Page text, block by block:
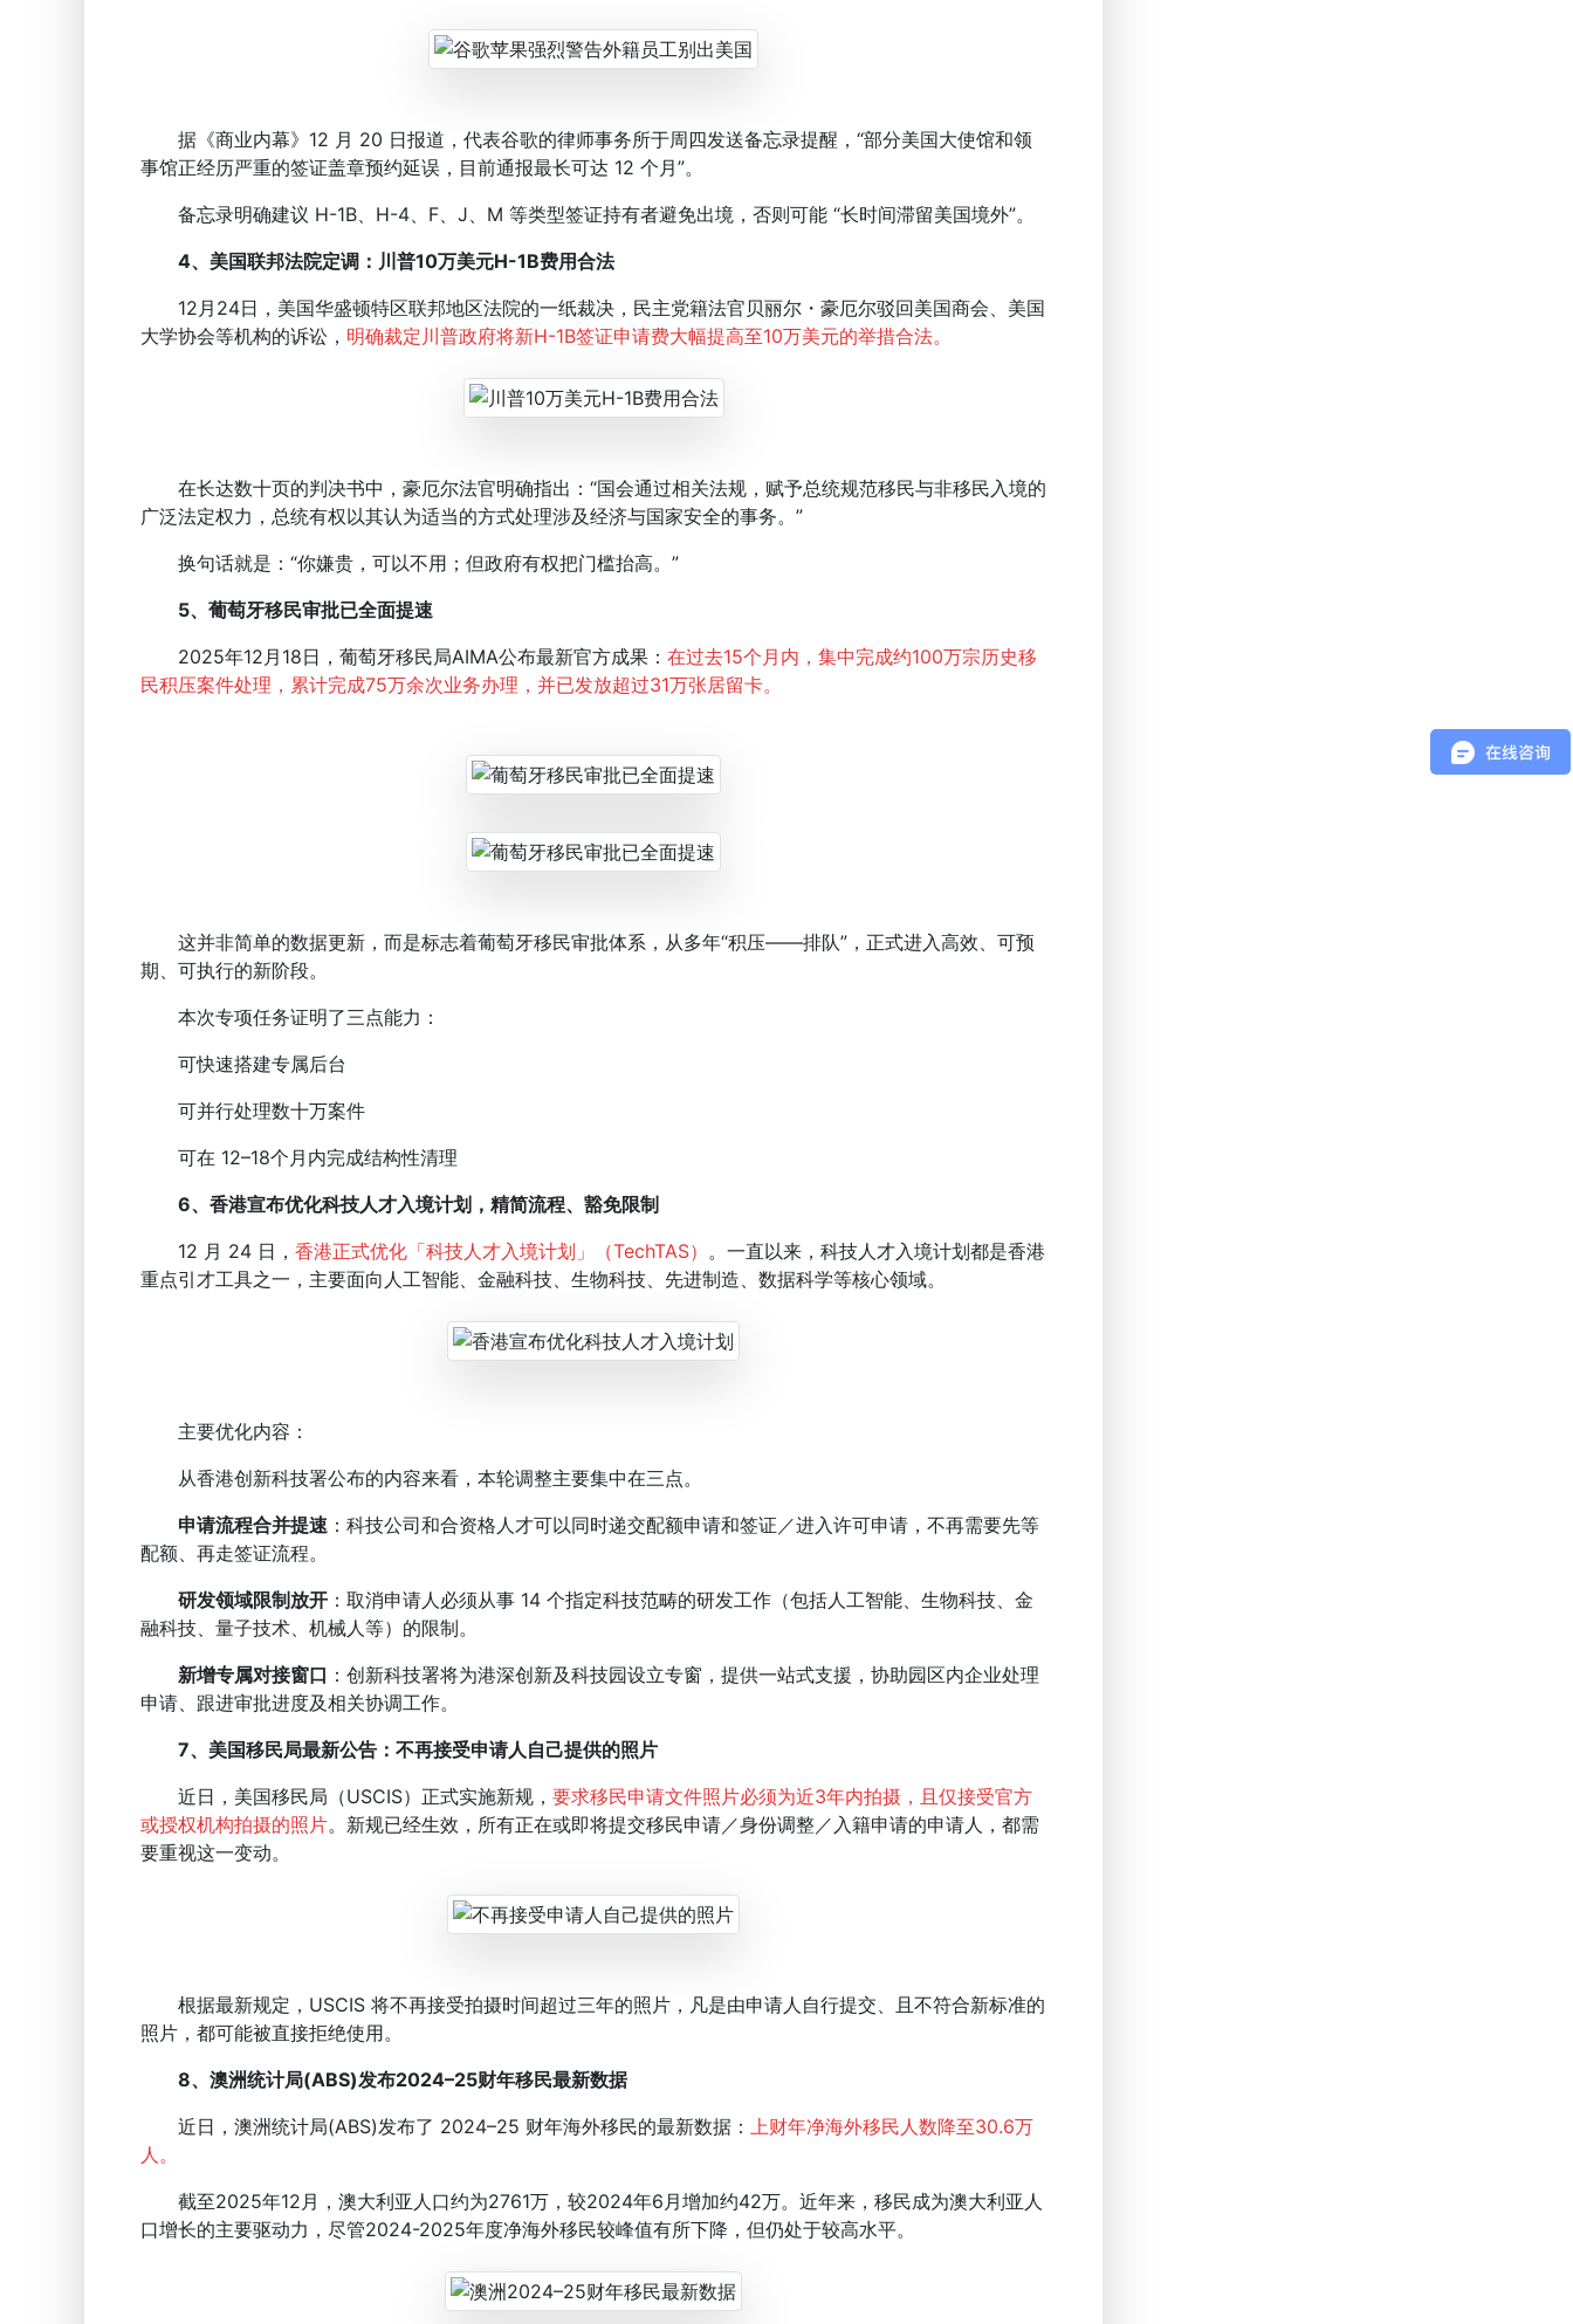
据《商业内幕》12 月 20 日报道，代表谷歌的律师事务所于周四发送备忘录提醒，“部分美国大使馆和领
事馆正经历严重的签证盖章预约延误，目前通报最长可达 12 个月”。
备忘录明确建议 H-1B、H-4、F、J、M 等类型签证持有者避免出境，否则可能 “长时间滞留美国境外”。
4、美国联邦法院定调：川普10万美元H-1B费用合法
12月24日，美国华盛顿特区联邦地区法院的一纸裁决，民主党籍法官贝丽尔・豪厄尔驳回美国商会、美国
大学协会等机构的诉讼， 明确裁定川普政府将新H-1B签证申请费大幅提高至10万美元的举措合法。
在长达数十页的判决书中，豪厄尔法官明确指出：“国会通过相关法规，赋予总统规范移民与非移民入境的
广泛法定权力，总统有权以其认为适当的方式处理涉及经济与国家安全的事务。”
换句话就是：“你嫌贵，可以不用；但政府有权把门槛抬高。”
5、葡萄牙移民审批已全面提速
2025年12月18日，葡萄牙移民局AIMA公布最新官方成果： 在过去15个月内，集中完成约100万宗历史移
民积压案件处理，累计完成75万余次业务办理，并已发放超过31万张居留卡。
这并非简单的数据更新，而是标志着葡萄牙移民审批体系，从多年“积压——排队”，正式进入高效、可预
期、可执行的新阶段。
本次专项任务证明了三点能力：
可快速搭建专属后台
可并行处理数十万案件
可在 12–18个月内完成结构性清理
6、香港宣布优化科技人才入境计划，精简流程、豁免限制
12 月 24 日， 香港正式优化「科技人才入境计划」（TechTAS） 。一直以来，科技人才入境计划都是香港
重点引才工具之一，主要面向人工智能、金融科技、生物科技、先进制造、数据科学等核心领域。
主要优化内容：
从香港创新科技署公布的内容来看，本轮调整主要集中在三点。
申请流程合并提速 ：科技公司和合资格人才可以同时递交配额申请和签证／进入许可申请，不再需要先等
配额、再走签证流程。
研发领域限制放开 ：取消申请人必须从事 14 个指定科技范畴的研发工作（包括人工智能、生物科技、金
融科技、量子技术、机械人等）的限制。
新增专属对接窗口 ：创新科技署将为港深创新及科技园设立专窗，提供一站式支援，协助园区内企业处理
申请、跟进审批进度及相关协调工作。
7、美国移民局最新公告：不再接受申请人自己提供的照片
近日，美国移民局（USCIS）正式实施新规， 要求移民申请文件照片必须为近3年内拍摄，且仅接受官方
或授权机构拍摄的照片。新规已经生效，所有正在或即将提交移民申请／身份调整／入籍申请的申请人，都需
要重视这一变动。
根据最新规定，USCIS 将不再接受拍摄时间超过三年的照片，凡是由申请人自行提交、且不符合新标准的
照片，都可能被直接拒绝使用。
8、澳洲统计局(ABS)发布2024–25财年移民最新数据
近日，澳洲统计局(ABS)发布了 2024–25 财年海外移民的最新数据： 上财年净海外移民人数降至30.6万
人。
截至2025年12月，澳大利亚人口约为2761万，较2024年6月增加约42万。近年来，移民成为澳大利亚人
口增长的主要驱动力，尽管2024-2025年度净海外移民较峰值有所下降，但仍处于较高水平。